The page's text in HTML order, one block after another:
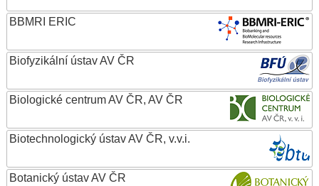
BBMRI ERIC
Biofyzikální ústav AV ČR
Biologické centrum AV ČR, AV ČR
Biotechnologický ústav AV ČR, v.v.i.
Botanický ústav AV ČR